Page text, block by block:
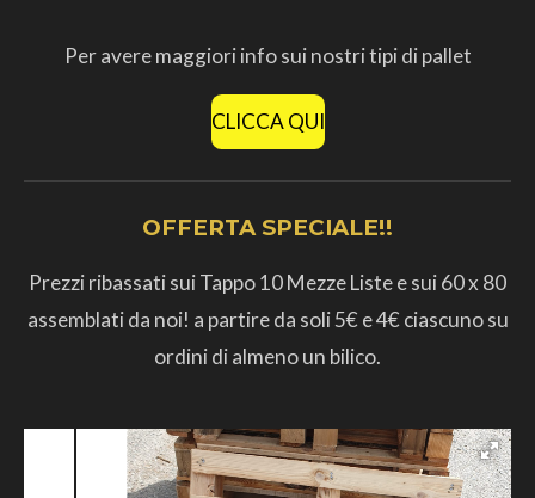
Per avere maggiori info sui nostri tipi di pallet
CLICCA QUI
OFFERTA SPECIALE!!
Prezzi ribassati sui Tappo 10 Mezze Liste e sui 60 x 80
assemblati da noi! a partire da soli 5€ e 4€ ciascuno su
ordini di almeno un bilico.